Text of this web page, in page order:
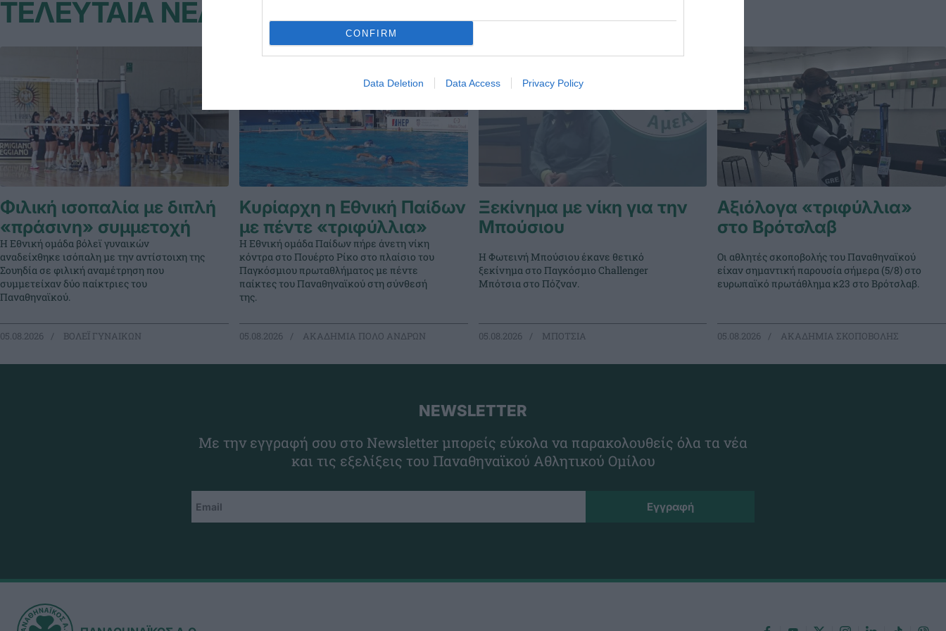
CONFIRM
Data Deletion Data Access Privacy Policy
ΤΕΛΕΥΤΑΙΑ ΝΕΑ
Φιλική ισοπαλία με διπλή
«πράσινη» συμμετοχή
Η Εθνική ομάδα βόλεϊ γυναικών
αναδείχθηκε ισόπαλη με την αντίστοιχη της
Σουηδία σε φιλική αναμέτρηση που
συμμετείχαν δύο παίκτριες του
Παναθηναϊκού.
05.08.2026 ΒΟΛΕΪ ΓΥΝΑΙΚΩΝ
Κυρίαρχη η Εθνική Παίδων
με πέντε «τριφύλλια»
Η Εθνική ομάδα Παίδων πήρε άνετη νίκη
κόντρα στο Πουέρτο Ρίκο στο πλαίσιο του
Παγκόσμιου πρωταθλήματος με πέντε
παίκτες του Παναθηναϊκού στη σύνθεσή
της.
05.08.2026 ΑΚΑΔΗΜΙΑ ΠΟΛΟ ΑΝΔΡΩΝ
Ξεκίνημα με νίκη για την
Μπούσιου
Η Φωτεινή Μπούσιου έκανε θετικό
ξεκίνημα στο Παγκόσμιο Challenger
Μπότσια στο Πόζναν.
05.08.2026 ΜΠΟΤΣΙΑ
Αξιόλογα «τριφύλλια»
στο Βρότσλαβ
Οι αθλητές σκοποβολής του Παναθηναϊκού
είχαν σημαντική παρουσία σήμερα (5/8) στο
ευρωπαϊκό πρωτάθλημα κ23 στο Βρότσλαβ.
05.08.2026 ΑΚΑΔΗΜΙΑ ΣΚΟΠΟΒΟΛΗΣ
NEWSLETTER
Με την εγγραφή σου στο Newsletter μπορείς εύκολα να παρακολουθείς όλα τα νέα
και τις εξελίξεις του Παναθηναϊκού Αθλητικού Ομίλου